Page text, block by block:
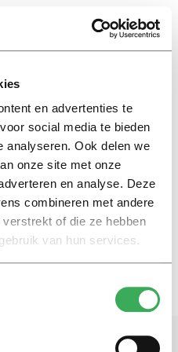
en advertenties te
social media te bieden
analyseren. Ook delen we
onze site met onze
en analyse. Deze
combineren met andere
of die ze hebben
van hun services.
EN
symbolen